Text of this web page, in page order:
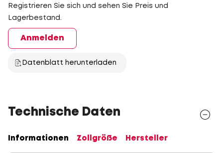
Registrieren Sie sich und sehen Sie Preis und
Lagerbestand.
Anmelden
Datenblatt herunterladen
Technische Daten
Informationen Zollgröße Hersteller